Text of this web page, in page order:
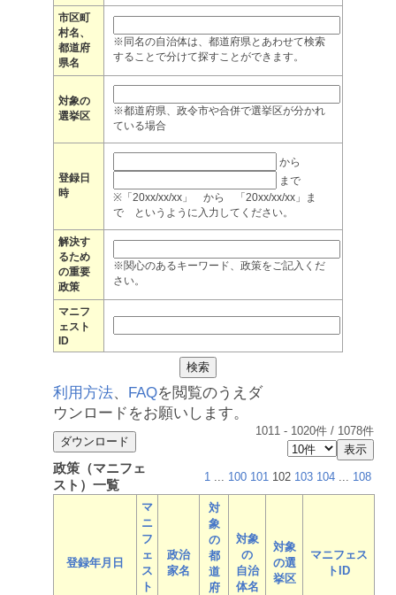
市区町
村名、
都道府
県名
※同名の自治体は、都道府県とあわせて検索
することで分けて探すことができます。
対象の
選挙区
※都道府県、政令市や合併で選挙区が分かれ
ている場合
登録日
時
から
まで
※「20xx/xx/xx」 から 「20xx/xx/xx」ま
で というように入力してください。
解決す
るため
の重要
政策
※関心のあるキーワード、政策をご記入くだ
さい。
マニフ
ェスト
ID
利用方法、 FAQを閲覧のうえダ
ウンロードをお願いします。
1011 - 1020件 / 1078件
政策（マニフェ
スト）一覧
1 ... 100 101 102 103 104 ... 108
登録年月日
マ
ニ
フ
ェ
ス
ト
政治
家名
対
象
の
都
道
府
対象
の
自治
体名
対象
の選
挙区
マニフェス
トID